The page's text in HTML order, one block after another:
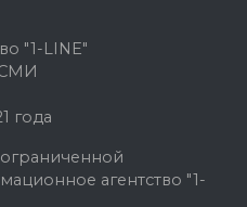
"1-LINE"
СМИ
года
агентство "1-